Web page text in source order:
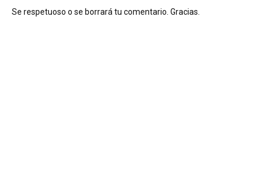
Se respetuoso o se borrará tu comentario. Gracias.